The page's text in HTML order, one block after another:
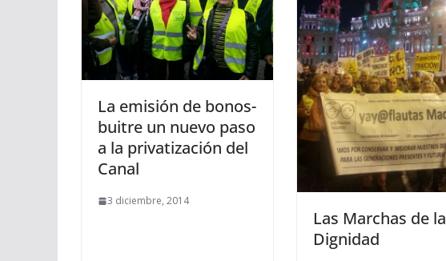
La emisión de bonos-
buitre un nuevo paso
a la privatización del
Canal
3 diciembre, 2014
Las Marchas de la
Dignidad